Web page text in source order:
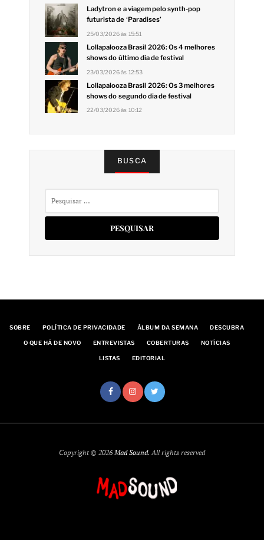
Ladytron e a viagem pelo synth-pop
futurista de ‘Paradises’
25/03/2026 às 15:51
Lollapalooza Brasil 2026: Os 4 melhores
shows do último dia de festival
23/03/2026 às 12:53
Lollapalooza Brasil 2026: Os 3 melhores
shows do segundo dia de festival
22/03/2026 às 10:12
BUSCA
SOBRE POLÍTICA DE PRIVACIDADE ÁLBUM DA SEMANA DESCUBRA
O QUE HÁ DE NOVO ENTREVISTAS COBERTURAS NOTÍCIAS
LISTAS EDITORIAL
Copyright © 2026Mad Sound. All rights reserved